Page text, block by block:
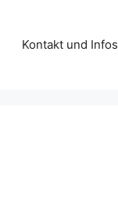
Kontakt und Infos